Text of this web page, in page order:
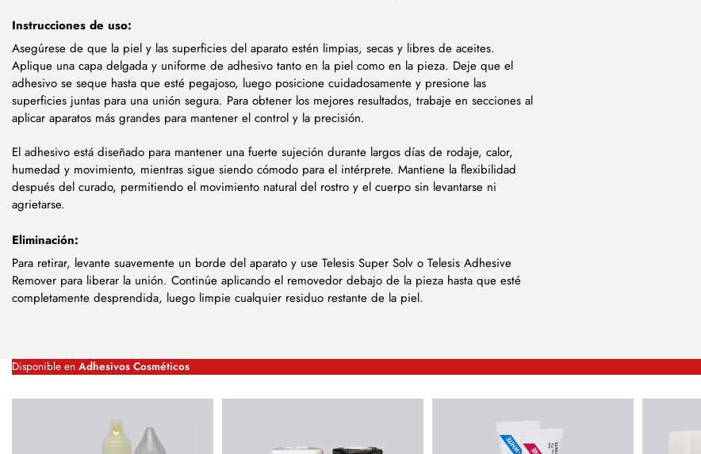
Instrucciones de uso:
Asegúrese de que la piel y las superficies del aparato estén limpias, secas y libres de aceites.
Aplique una capa delgada y uniforme de adhesivo tanto en la piel como en la pieza. Deje que el
adhesivo se seque hasta que esté pegajoso, luego posicione cuidadosamente y presione las
superficies juntas para una unión segura. Para obtener los mejores resultados, trabaje en secciones al
aplicar aparatos más grandes para mantener el control y la precisión.
El adhesivo está diseñado para mantener una fuerte sujeción durante largos días de rodaje, calor,
humedad y movimiento, mientras sigue siendo cómodo para el intérprete. Mantiene la flexibilidad
después del curado, permitiendo el movimiento natural del rostro y el cuerpo sin levantarse ni
agrietarse.
Eliminación:
Para retirar, levante suavemente un borde del aparato y use Telesis Super Solv o Telesis Adhesive
Remover para liberar la unión. Continúe aplicando el removedor debajo de la pieza hasta que esté
completamente desprendida, luego limpie cualquier residuo restante de la piel.
Disponible en Adhesivos Cosméticos